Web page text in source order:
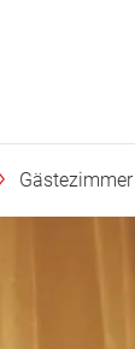
Gästezimmer